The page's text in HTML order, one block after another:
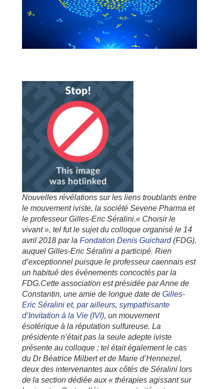
Nouvelles révélations sur les liens troublants entre
le mouvement iviste, la société Sevene Pharma et
le professeur Gilles-Eric Séralini.« Choisir le
vivant », tel fut le sujet du colloque organisé le 14
avril 2018 par la Fondation Denis Guichard(FDG),
auquel Gilles-Eric Séralini a participé. Rien
d’exceptionnel puisque le professeur caennais est
un habitué des événements concoctés par la
FDG.Cette association est présidée par Anne de
Constantin, une amie de longue date de Gilles-
Eric Séralini et, par ailleurs, sympathisante
d’Invitation à la Vie (IVI), un mouvement
ésotérique à la réputation sulfureuse. La
présidente n’était pas la seule adepte iviste
présente au colloque ; tel était également le cas
du Dr Béatrice Milbert et de Marie d’Hennezel,
deux des intervenantes aux côtés de Séralini lors
de la section dédiée aux « thérapies agissant sur